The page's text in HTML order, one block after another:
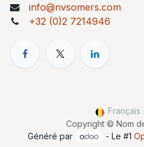
info@nvsomers.com
+32 (0)2 7214946
Copyright © Nom
Français
Généré par - Le #1